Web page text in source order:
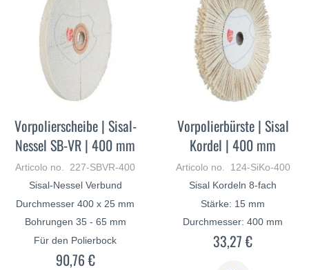
Vorpolierscheibe | Sisal-
Nessel SB-VR | 400 mm
Articolo no. 227-SBVR-400
Sisal-Nessel Verbund
Durchmesser 400 x 25 mm
Bohrungen 35 - 65 mm
Für den Polierbock
90,76 €
Vorpolierbürste | Sisal
Kordel | 400 mm
Articolo no. 124-SiKo-400
Sisal Kordeln 8-fach
Stärke: 15 mm
Durchmesser: 400 mm
33,27 €